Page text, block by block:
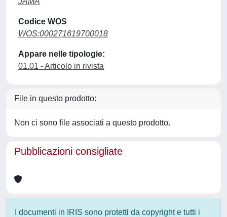
Codice WOS
WOS:000271619700018
Appare nelle tipologie:
01.01 - Articolo in rivista
File in questo prodotto:
Non ci sono file associati a questo prodotto.
Pubblicazioni consigliate
I documenti in IRIS sono protetti da copyright e tutti i